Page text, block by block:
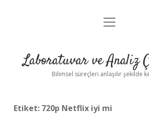
Anasayfa
Yasal Uyarı
menüyü
Laboratuvar ve Analiz
Bilimsel süreçleri anlaşılır şekilde
Etiket: 720p Netflix iyi mi